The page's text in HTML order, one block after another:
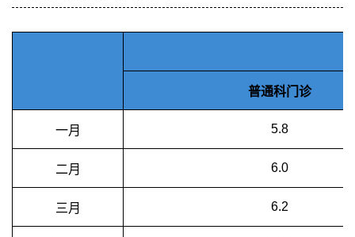
普通科门诊
一月 5.8
二月 6.0
三月 6.2